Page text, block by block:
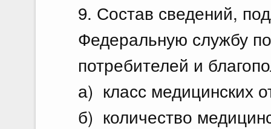
9. Состав сведений,
Федеральную службу
потребителей и
а) класс медицинских
б) количество